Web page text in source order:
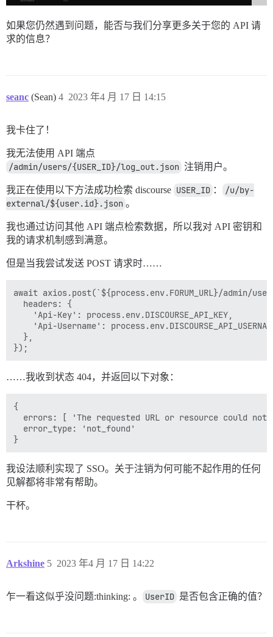
如果您仍然遇到问题，能否与我们分享更多关于您的 API 请
求的信息？
seanc (Sean) 2023 年4 月 17 日 14:15
4
我卡住了！
我无法使用 API 端点
/admin/users/{USER_ID}/log_out.json 注销用户。
我正在使用以下方法成功检索 discourse USER_ID ：
/u/by-
external/${user.id}.json 。
我也通过访问其他 API 端点检索数据，所以我对 API 密钥和
我的请求机制感到满意。
但是当我尝试发送 POST 请求时……
await axios.post(`${process.env.FORUM_URL}/admin/
  headers: {
    'Api-Key': process.env.DISCOURSE_API_KEY,
'Api-Username':
  },
……我收到状态 404，并返回以下对象：
{
errors: [ 'The requested URL or resource could not
  error_type: 'not_found'
我设法顺利实现了 SSO。关于注销为何可能不起作用的任何
见解都将非常有帮助。
干杯。
Arkshine 2023 年4 月 17 日 14:22
5
乍一看这似乎没问题:thinking: 。 UserID 是否包含正确的值？